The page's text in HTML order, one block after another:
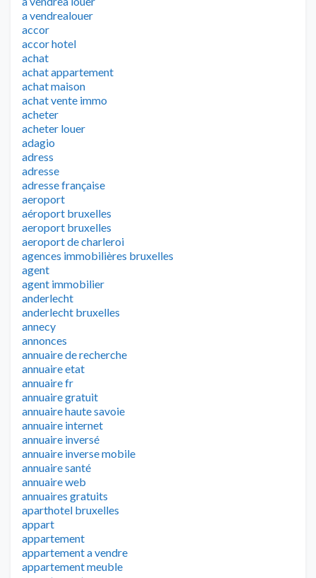
a vendrealouer
accor
accor hotel
achat
achat appartement
achat maison
achat vente immo
acheter
acheter louer
adagio
adress
adresse
adresse française
aeroport
aéroport bruxelles
aeroport bruxelles
aeroport de charleroi
agences immobilières bruxelles
agent
agent immobilier
anderlecht
anderlecht bruxelles
annecy
annonces
annuaire de recherche
annuaire etat
annuaire fr
annuaire gratuit
annuaire haute savoie
annuaire internet
annuaire inversé
annuaire inverse mobile
annuaire santé
annuaire web
annuaires gratuits
aparthotel bruxelles
appart
appartement
appartement a vendre
appartement meuble